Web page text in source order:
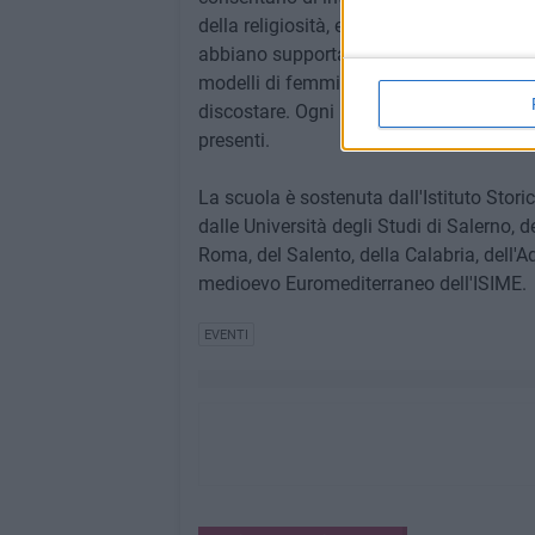
della religiosità, economie del lavoro e
abbiano supportato la definizione dei
modelli di femminilità (e di
discostare. Ogni relazione sarà
presenti.
La scuola è sostenuta dall'Istituto
dalle Università degli Studi di Salerno,
Roma, del Salento, della Calabria,
medioevo Euromediterraneo dell'ISIME.
EVENTI